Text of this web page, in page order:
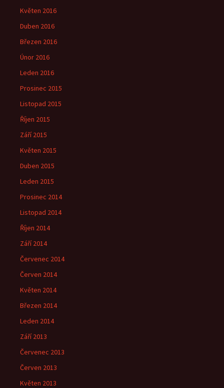
Květen 2016
Duben 2016
Březen 2016
Únor 2016
Leden 2016
Prosinec 2015
Listopad 2015
Říjen 2015
Září 2015
Květen 2015
Duben 2015
Leden 2015
Prosinec 2014
Listopad 2014
Říjen 2014
Září 2014
Červenec 2014
Červen 2014
Květen 2014
Březen 2014
Leden 2014
Září 2013
Červenec 2013
Červen 2013
Květen 2013